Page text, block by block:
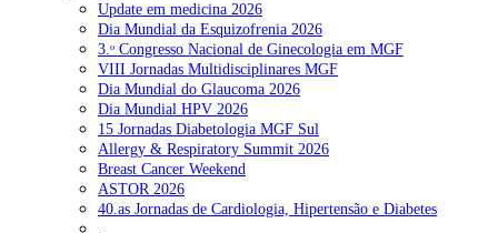
Update em medicina 2026
Dia Mundial da Esquizofrenia 2026
3.ᵒ Congresso Nacional de Ginecologia em MGF
VIII Jornadas Multidisciplinares MGF
Dia Mundial do Glaucoma 2026
Dia Mundial HPV 2026
15 Jornadas Diabetologia MGF Sul
Allergy & Respiratory Summit 2026
Breast Cancer Weekend
ASTOR 2026
40.as Jornadas de Cardiologia, Hipertensão e Diabetes
.